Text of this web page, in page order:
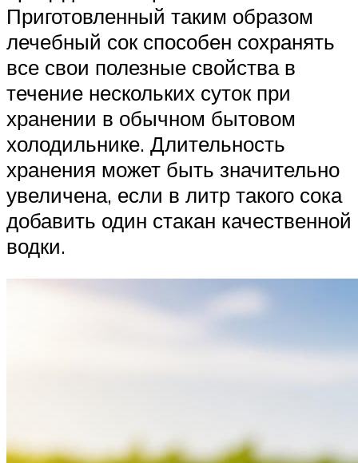
Приготовленный таким образом
лечебный сок способен сохранять
все свои полезные свойства в
течение нескольких суток при
хранении в обычном бытовом
холодильнике. Длительность
хранения может быть значительно
увеличена, если в литр такого сока
добавить один стакан качественной
водки.